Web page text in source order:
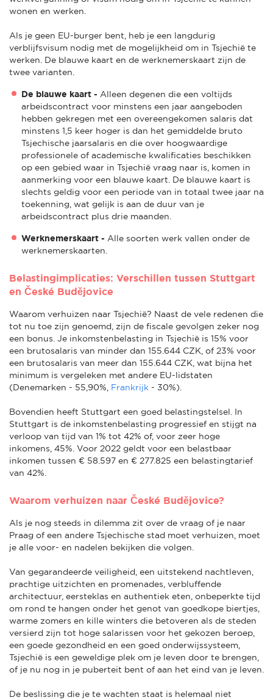
wonen en werken.
Als je geen EU-burger bent, heb je een langdurig
verblijfsvisum nodig met de mogelijkheid om in Tsjechië te
werken. De blauwe kaart en de werknemerskaart zijn de
twee varianten.
De blauwe kaart - Alleen degenen die een voltijds
arbeidscontract voor minstens een jaar aangeboden
hebben gekregen met een overeengekomen salaris dat
minstens 1,5 keer hoger is dan het gemiddelde bruto
Tsjechische jaarsalaris en die over hoogwaardige
professionele of academische kwalificaties beschikken
op een gebied waar in Tsjechië vraag naar is, komen in
aanmerking voor een blauwe kaart. De blauwe kaart is
slechts geldig voor een periode van in totaal twee jaar na
toekenning, wat gelijk is aan de duur van je
arbeidscontract plus drie maanden.
Werknemerskaart - Alle soorten werk vallen onder de
werknemerskaarten.
Belastingimplicaties: Verschillen tussen Stuttgart
en České Budějovice
Waarom verhuizen naar Tsjechië? Naast de vele redenen die
tot nu toe zijn genoemd, zijn de fiscale gevolgen zeker nog
een bonus. Je inkomstenbelasting in Tsjechië is 15% voor
een brutosalaris van minder dan 155.644 CZK, of 23% voor
een brutosalaris van meer dan 155.644 CZK, wat bijna het
minimum is vergeleken met andere EU-lidstaten
(Denemarken - 55,90%, Frankrijk - 30%).
Bovendien heeft Stuttgart een goed belastingstelsel. In
Stuttgart is de inkomstenbelasting progressief en stijgt na
verloop van tijd van 1% tot 42% of, voor zeer hoge
inkomens, 45%. Voor 2022 geldt voor een belastbaar
inkomen tussen € 58.597 en € 277.825 een belastingtarief
van 42%.
Waarom verhuizen naar České Budějovice?
Als je nog steeds in dilemma zit over de vraag of je naar
Praag of een andere Tsjechische stad moet verhuizen, moet
je alle voor- en nadelen bekijken die volgen.
Van gegarandeerde veiligheid, een uitstekend nachtleven,
prachtige uitzichten en promenades, verbluffende
architectuur, eersteklas en authentiek eten, onbeperkte tijd
om rond te hangen onder het genot van goedkope biertjes,
warme zomers en kille winters die betoveren als de steden
versierd zijn tot hoge salarissen voor het gekozen beroep,
een goede gezondheid en een goed onderwijssysteem,
Tsjechië is een geweldige plek om je leven door te brengen,
of je nu nog in je puberteit bent of aan het eind van je leven.
De beslissing die je te wachten staat is helemaal niet